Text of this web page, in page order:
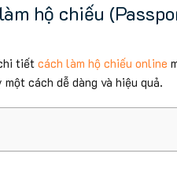
hộ chiếu
tiết cách làm hộ chiếu online
cách dễ dàng và hiệu quả.